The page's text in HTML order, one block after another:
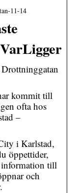
11-14
kommit till
ofta hos
–
i Karlstad,
öppettider,
information till
och